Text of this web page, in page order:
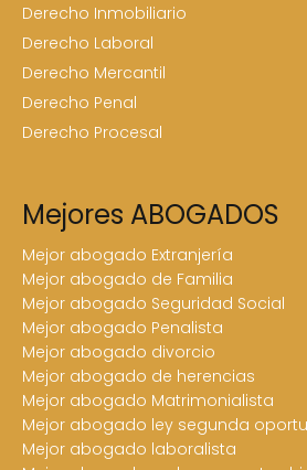
Derecho Inmobiliario
Derecho Laboral
Derecho Mercantil
Derecho Penal
Derecho Procesal
Mejores ABOGADOS
Mejor abogado Extranjería
Mejor abogado de Familia
Mejor abogado Seguridad Social
Mejor abogado Penalista
Mejor abogado divorcio
Mejor abogado de herencias
Mejor abogado Matrimonialista
Mejor abogado ley segunda
Mejor abogado laboralista